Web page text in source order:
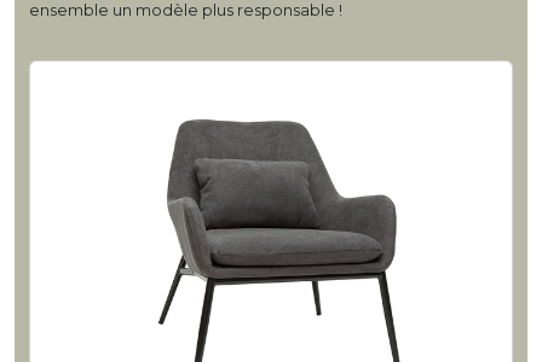
ensemble un modèle plus responsable !